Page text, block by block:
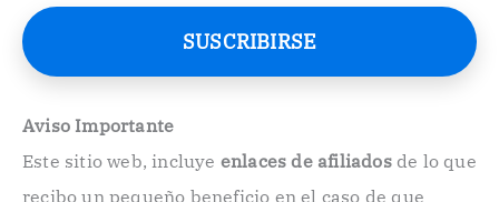
e
o
e
t
SUSCRIBIRSE
Aviso Importante
Este sitio web, incluye enlaces de afiliadosde lo que
recibo un pequeño beneficio en el caso de que